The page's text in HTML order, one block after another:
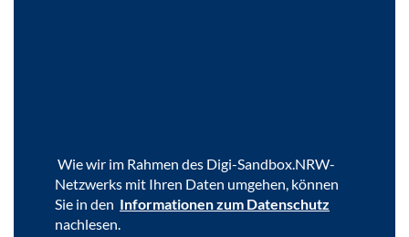
Wie wir im Rah­men des Digi-​Sandbox.NRW-​
Netzwerks mit Ihren Daten um­ge­hen, kön­nen
Sie in den In­for­ma­tio­nen zum Da­ten­schutz
nach­le­sen.